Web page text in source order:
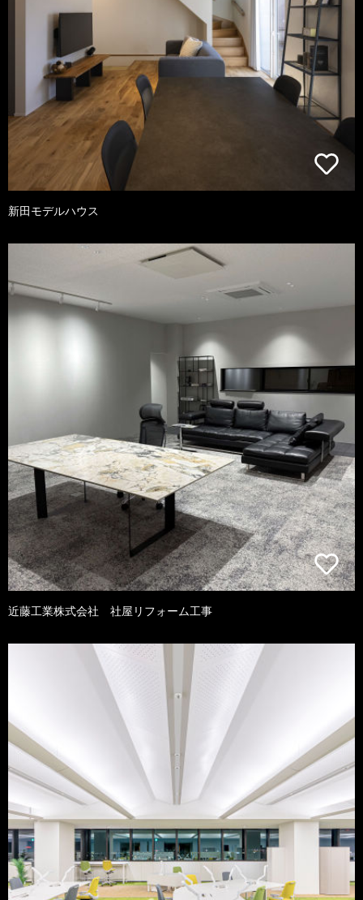
新田モデルハウス
近藤工業株式会社 社屋リフォーム工事